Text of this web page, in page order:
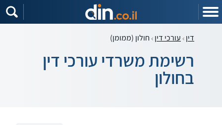
דין עורכי דין חולון (ממומן)
רשימת משרדי עורכי דין
בחולון